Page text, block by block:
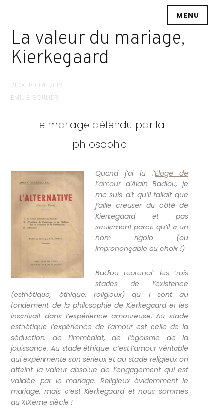
principal
MENU
La valeur du mariage,
Kierkegaard
21 OCTOBRE 2016
EMILIE GOULIER
Le mariage défendu par la
philosophie
Quand j’ai lu l’Eloge de
l’amourd’Alain Badiou, je
me suis dit qu’il fallait que
j’aille creuser du côté de
Kierkegaard et pas
seulement parce qu’il a un
nom rigolo (ou
imprononçable au choix !)
Badiou reprenait les trois
stades de l’existence
(esthétique, éthique, religieux) qu i sont au
fondement de la philosophie de Kierkegaard et les
inscrivait dans l’expérience amoureuse. Au stade
esthétique l’expérience de l’amour est celle de la
séduction, de l’immédiat, de l’égoïsme de la
jouissance. Au stade éthique, c’est l’amour véritable
qui expérimente son sérieux et au stade religieux on
atteint la valeur absolue de l’engagement qui est
validée par le mariage. Religieux évidemment le
mariage, mais c’est Kierkegaard et nous sommes
au XIXème siècle !